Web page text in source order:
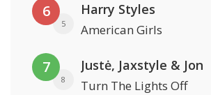
6
5
Harry Styles
American Girls
7
8
Justė, Jaxstyle & Jon
Turn The Lights Off